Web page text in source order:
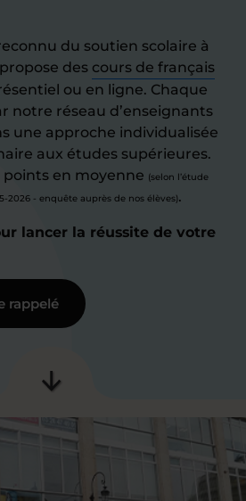
du soutien scolaire à
des cours de français
ou en ligne. Chaque
notre réseau d’enseignants
une approche individualisée
aux études supérieures.
en moyenne (selon l’étude
2026 - enquête auprès de nos élèves).
lancer la réussite de votre
rappelé